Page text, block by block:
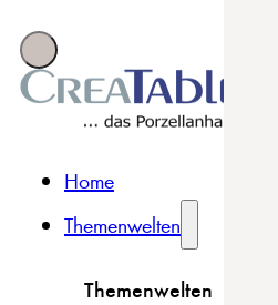
Home
Themenwelten
Themenwelten